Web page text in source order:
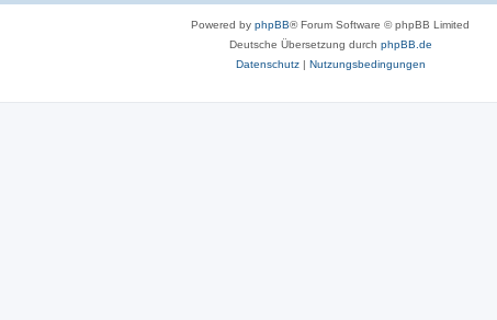
Powered by phpBB® Forum Software © phpBB Limited
Deutsche Übersetzung durch phpBB.de
Datenschutz| Nutzungsbedingungen